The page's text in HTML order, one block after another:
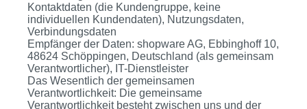
Kontaktdaten (die Kundengruppe, keine
individuellen Kundendaten), Nutzungsdaten,
Verbindungsdaten
Empfänger der Daten: shopware AG, Ebbinghoff 10,
48624 Schöppingen, Deutschland (als gemeinsam
Verantwortlicher), IT-Dienstleister
Das Wesentlich der gemeinsamen
Verantwortlichkeit: Die gemeinsame
Verantwortlichkeit besteht zwischen uns und der